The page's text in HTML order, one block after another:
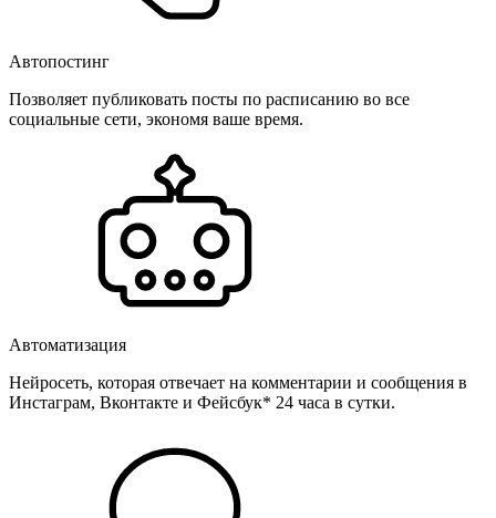
Автопостинг
Позволяет публиковать посты по расписанию во все
социальные сети, экономя ваше время.
Автоматизация
Нейросеть, которая отвечает на комментарии и сообщения в
Инстаграм, Вконтакте и Фейсбук* 24 часа в сутки.